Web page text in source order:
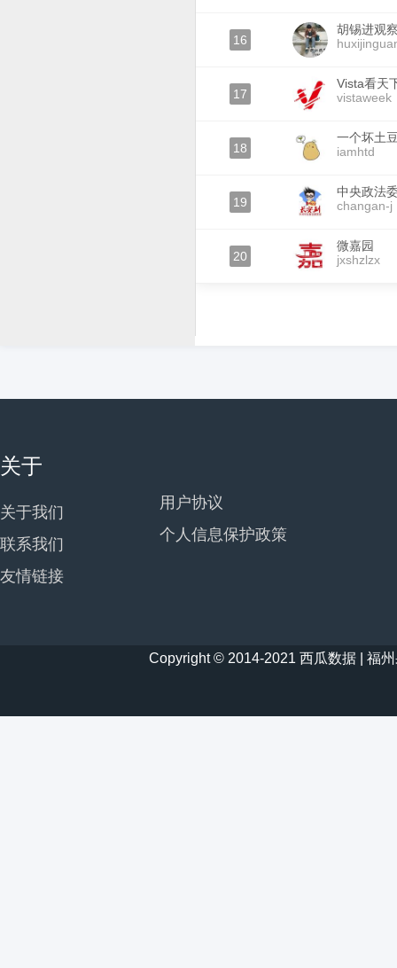
16
胡锡进观
17
Vista看天
vistaweek
18
一个坏土
iamhtd
19
中央政法
changan-j
20
微嘉园
jxshzlzx
关于
关于我们
联系我们
友情链接
用户协议
个人信息保护政策
Copyright © 2014-2021 西瓜数据 | 福